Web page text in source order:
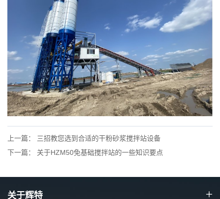
上一篇： 三招教您选到合适的干粉砂浆搅拌站设备
下一篇： 关于HZM50免基础搅拌站的一些知识要点
关于辉特